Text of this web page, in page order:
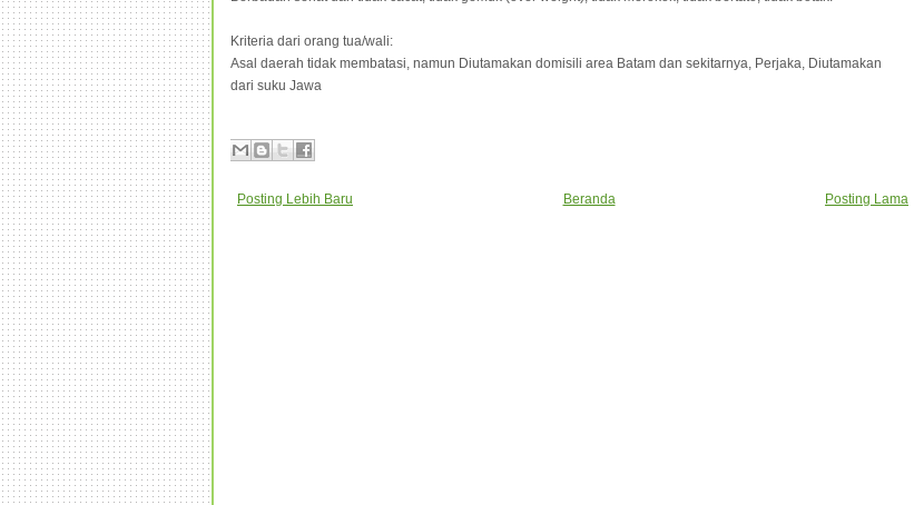
Kriteria dari orang tua/wali:
Asal daerah tidak membatasi, namun Diutamakan domisili area Batam dan sekitarnya, Perjaka, Diutamakan
dari suku Jawa
Posting Lebih Baru Posting Lama
Beranda